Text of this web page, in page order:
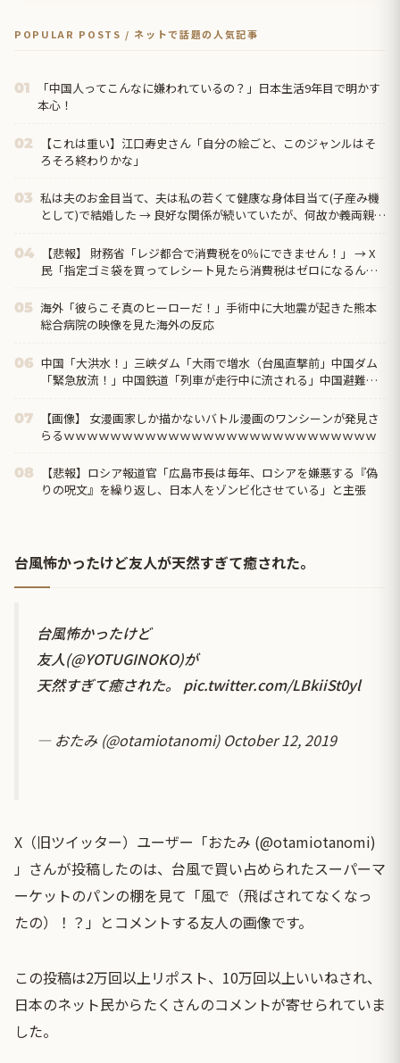
POPULAR POSTS / ネットで話題の人気記事
01
「中国人ってこんなに嫌われているの？」日本生活9年目で明かす
本心！
02
【これは重い】江口寿史さん「自分の絵ごと、このジャンルはそ
ろそろ終わりかな」
03 私は夫のお金目当て、夫は私の若くて健康な身体目当て(子産み機
として)で結婚した → 良好な関係が続いていたが、何故か義両親に
04
【悲報】 財務省「レジ都合で消費税を0％にできません！」 → X
民「指定ゴミ袋を買ってレシート見たら消費税はゼロになるんだ
05 海外「彼らこそ真のヒーローだ！」手術中に大地震が起きた熊本
総合病院の映像を見た海外の反応
06 中国「大洪水！」三峡ダム「大雨で増水（台風直撃前」中国ダム
「緊急放流！」中国鉄道「列車が走行中に流される」中国避難所
07
【画像】 女漫画家しか描かないバトル漫画のワンシーンが発見さ
らるｗｗｗｗｗｗｗｗｗｗｗｗｗｗｗｗｗｗｗｗｗｗｗｗｗｗｗ
08
【悲報】ロシア報道官「広島市長は毎年、ロシアを嫌悪する『偽
りの呪文』を繰り返し、日本人をゾンビ化させている」と主張
台風怖かったけど友人が天然すぎて癒された。
台風怖かったけど
友人(@YOTUGINOKO)が
天然すぎて癒された。 pic.twitter.com/LBkiiSt0yl
— おたみ (@otamiotanomi) October 12, 2019
X（旧ツイッター）ユーザー「おたみ (@otamiotanomi)
」さんが投稿したのは、台風で買い占められたスーパーマ
ーケットのパンの棚を見て「風で（飛ばされてなくなっ
たの）！？」とコメントする友人の画像です。
この投稿は2万回以上リポスト、10万回以上いいねされ、
日本のネット民からたくさんのコメントが寄せられていま
した。